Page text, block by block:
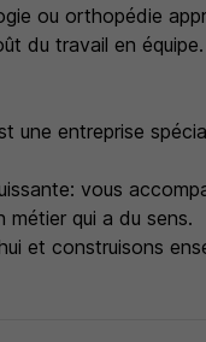
ou orthopédie
du travail en équipe.
une entreprise
vous
métier qui a du sens.
et construisons